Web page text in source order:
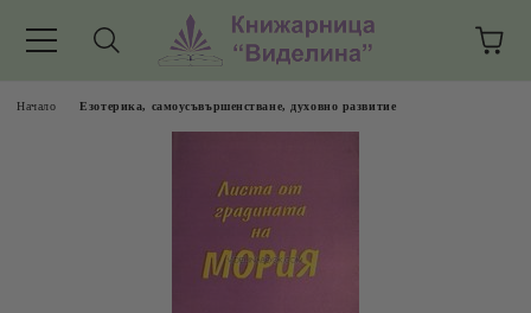
Начало Езотерика, самоусъвършенстване, духовно развитие